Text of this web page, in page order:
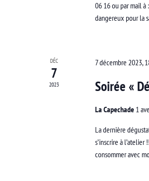
06 16 ou par mail à
dangereux pour la
DÉC
7
2023
7 décembre 2023,
Soirée «
La Capechade 1
La dernière
s’inscrire à
consommer avec